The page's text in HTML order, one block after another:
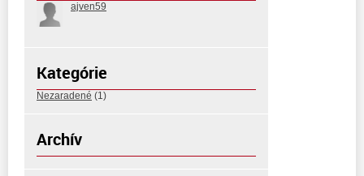
ajven59
Kategórie
Nezaradené (1)
Archív